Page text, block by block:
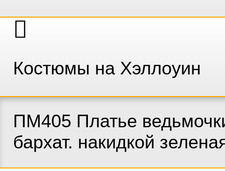
Костюмы на Хэллоуин
ПМ405 Платье
бархат. накидкой